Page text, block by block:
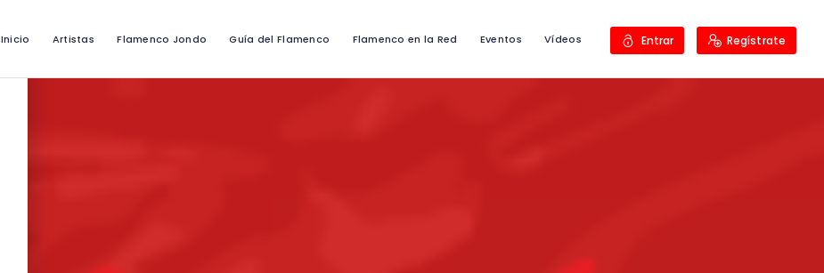
Inicio Artistas Flamenco Jondo Guía del Flamenco Flamenco en la Red Eventos Vídeos Entrar Regístrate